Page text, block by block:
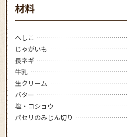
材料
へしこ
じゃがいも
長ネギ
牛乳
生クリーム
バター
塩・コショウ
パセリのみじん切り